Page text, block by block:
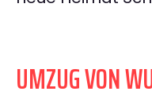
UMZUG VON